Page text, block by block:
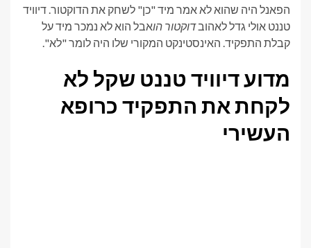
הפאנל היה שהוא לא אמר מיד "כן" לשחק את הדוקטור. דיוויד
טננט אולי גדל לאהובדוקטור הואבל הוא לא נמכר מיד על
קבלת התפקיד. האינסטינקט המקורי שלו היה לומר "לא".
מדוע דיוויד טננט שקל לא
לקחת את התפקיד כרופא
העשירי